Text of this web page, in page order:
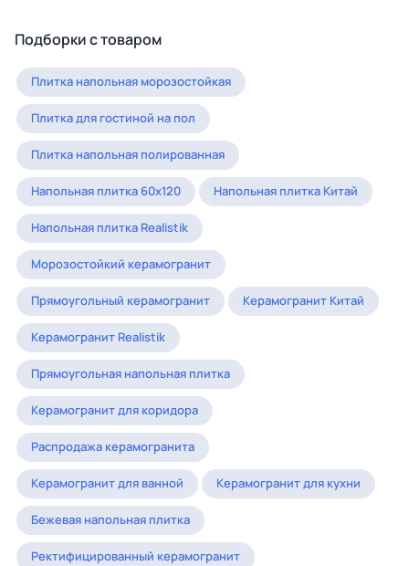
Подборки с товаром
Плитка напольная морозостойкая
Плитка для гостиной на пол
Плитка напольная полированная
Напольная плитка 60x120 Напольная плитка Китай
Напольная плитка Realistik
Морозостойкий керамогранит
Прямоугольный керамогранит Керамогранит Китай
Керамогранит Realistik
Прямоугольная напольная плитка
Керамогранит для коридора
Распродажа керамогранита
Керамогранит для ванной Керамогранит для кухни
Бежевая напольная плитка
Ректифицированный керамогранит